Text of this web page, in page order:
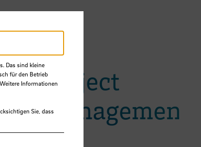
Project
Management
Das sind kleine
für den Betrieb
Informationen
Sie, dass